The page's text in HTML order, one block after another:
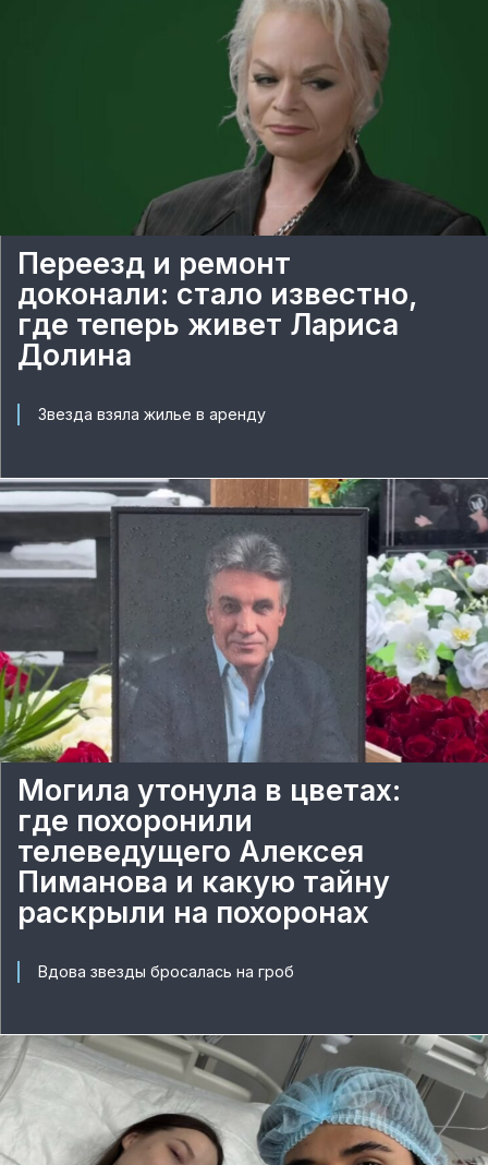
Переезд и ремонт
доконали: стало известно,
где теперь живет Лариса
Долина
Звезда взяла жилье в аренду
Могила утонула в цветах:
где похоронили
телеведущего Алексея
Пиманова и какую тайну
раскрыли на похоронах
Вдова звезды бросалась на гроб